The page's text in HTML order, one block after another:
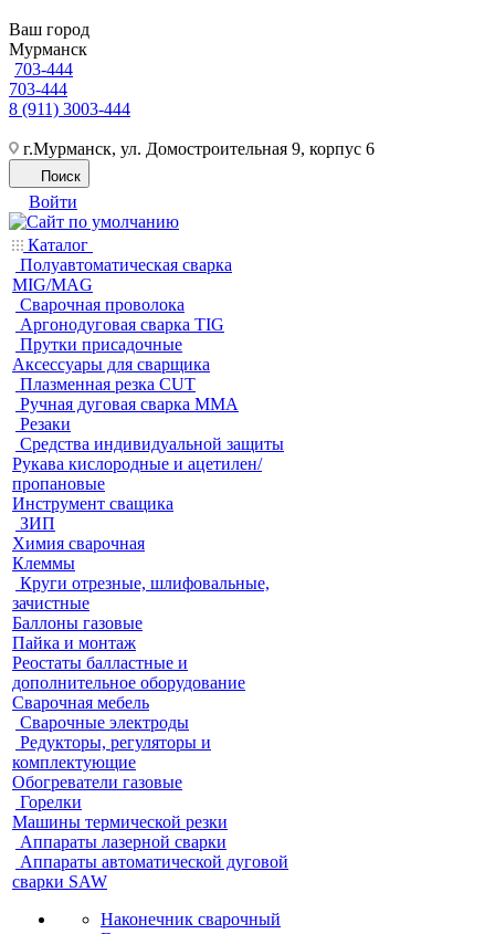
Ваш город
Мурманск
703-444
703-444
8 (911) 3003-444
г.Мурманск, ул. Домостроительная 9, корпус 6
Поиск
Войти
Каталог
Полуавтоматическая сварка
MIG/MAG
Cварочная проволока
Аргонодуговая сварка TIG
Прутки присадочные
Аксессуары для сварщика
Плазменная резка CUT
Ручная дуговая сварка MMA
Резаки
Средства индивидуальной защиты
Рукава кислородные и ацетилен/
пропановые
Инструмент сващика
ЗИП
Химия сварочная
Клеммы
Круги отрезные, шлифовальные,
зачистные
Баллоны газовые
Пайка и монтаж
Реостаты балластные и
дополнительное оборудование
Сварочная мебель
Cварочные электроды
Редукторы, регуляторы и
комплектующие
Обогреватели газовые
Горелки
Машины термической резки
Аппараты лазерной сварки
Аппараты автоматической дуговой
сварки SAW
Наконечник сварочный